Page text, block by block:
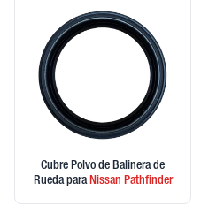
Cubre Polvo de Balinera de
Rueda paraNissan Pathfinder